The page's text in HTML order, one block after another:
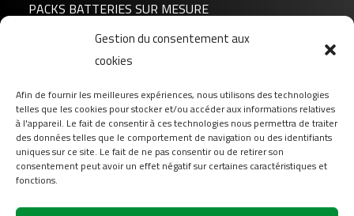
Gestion du consentement aux
cookies
Afin de fournir les meilleures expériences, nous utilisons des technologies
telles que les cookies pour stocker et/ou accéder aux informations relatives
à l'appareil. Le fait de consentir à ces technologies nous permettra de traiter
des données telles que le comportement de navigation ou des identifiants
uniques sur ce site. Le fait de ne pas consentir ou de retirer son
consentement peut avoir un effet négatif sur certaines caractéristiques et
fonctions.
FLTX4L/5L/7L+ – FLTZ5S/6S/7S+
PACKS BATTERIES SUR MESURE
FAQ
Téléchargement
Login
Contact